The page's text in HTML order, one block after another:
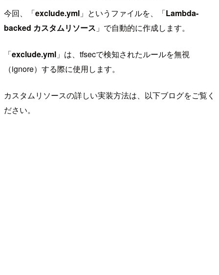
今回、「exclude.yml 」というファイルを、「Lambda-
backed カスタムリソース 」で自動的に作成します。
「exclude.yml 」は、tfsecで検知されたルールを無視
（ignore）する際に使用します。
カスタムリソースの詳しい実装方法は、以下ブログをご覧く
ださい。